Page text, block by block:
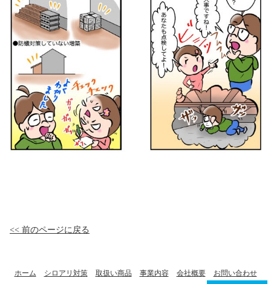
<< 前のページに戻る
ホーム シロアリ対策 取扱い商品 事業内容 会社概要 お問い合わせ